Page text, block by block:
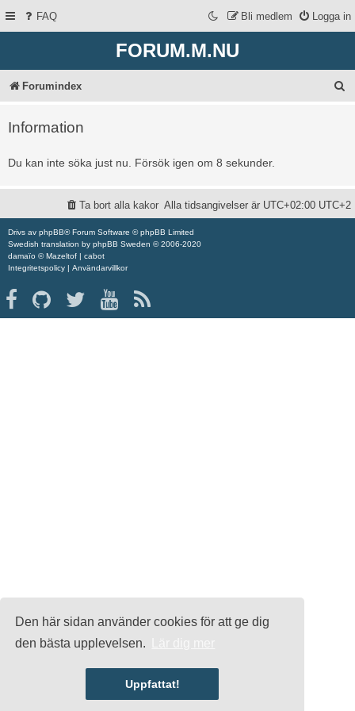
Den här sidan använder cookies för att ge dig
den bästa upplevelsen.
Uppfattat!
FAQ Logga in
Bli medlem
FORUM.M.NU
Forumindex
Information
Du kan inte söka just nu. Försök igen om 8 sekunder.
Alla tidsangivelser är UTC+02:00 UTC+2
Ta bort alla kakor
Drivs av phpBB® Forum Software © phpBB Limited
Swedish translation by phpBB Sweden © 2006-2020
damaïo ©Mazeltof | cabot
Integritetspolicy | Användarvillkor